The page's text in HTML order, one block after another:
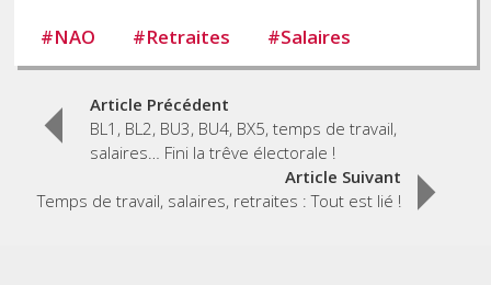
#NAO #Retraites #Salaires
Post
navigation
Article Précédent
BL1, BL2, BU3, BU4, BX5, temps de travail,
salaires… Fini la trêve électorale !
Article Suivant
Temps de travail, salaires, retraites : Tout est lié !